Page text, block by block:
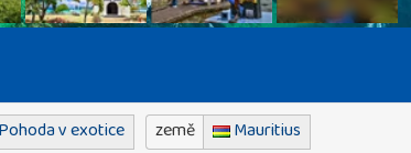
Pohoda v exotice země Mauritius